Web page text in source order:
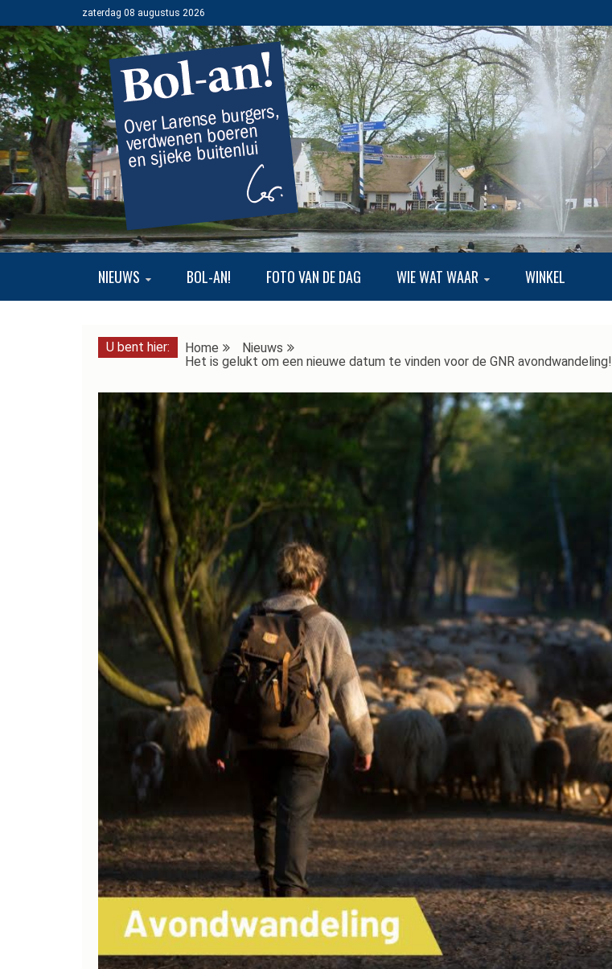
naar
de
inhoud
zaterdag 08 augustus 2026
BOL-AN!
NIEUWS BOL-AN! FOTO VAN DE DAG WIE WAT WAAR WINKEL
U bent hier: Home
Nieuws
Het is gelukt om een nieuwe datum te vinden voor de GNR avondwandeling!